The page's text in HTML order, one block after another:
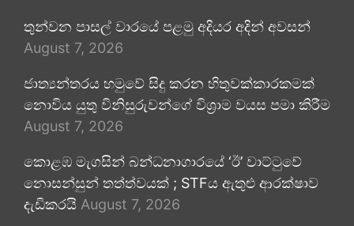
තුන්වන පාසල් වාරයේ පළමු අදියර අදින් අවසන්
August 7, 2026
ජාත්‍යන්තරය හමුවේ සිදු කරන හිතුවක්කාරකමක්
නොවිය යුතු විනිසුරුවන්ගේ විශ්‍රාම වයස පමා කිරීම
August 7, 2026
කොළඹ මැගසින් බන්ධනාගාරයේ ‘ඊ’ වාට්ටුවේ
නොසන්සුන් තත්ත්වයක් ; STFය ඇතුළු ආරක්ෂාව
දැඩිකරයි August 7, 2026